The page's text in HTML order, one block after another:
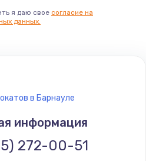
я даю свое согласие на
данных.
в Барнауле
информация
272-00-51